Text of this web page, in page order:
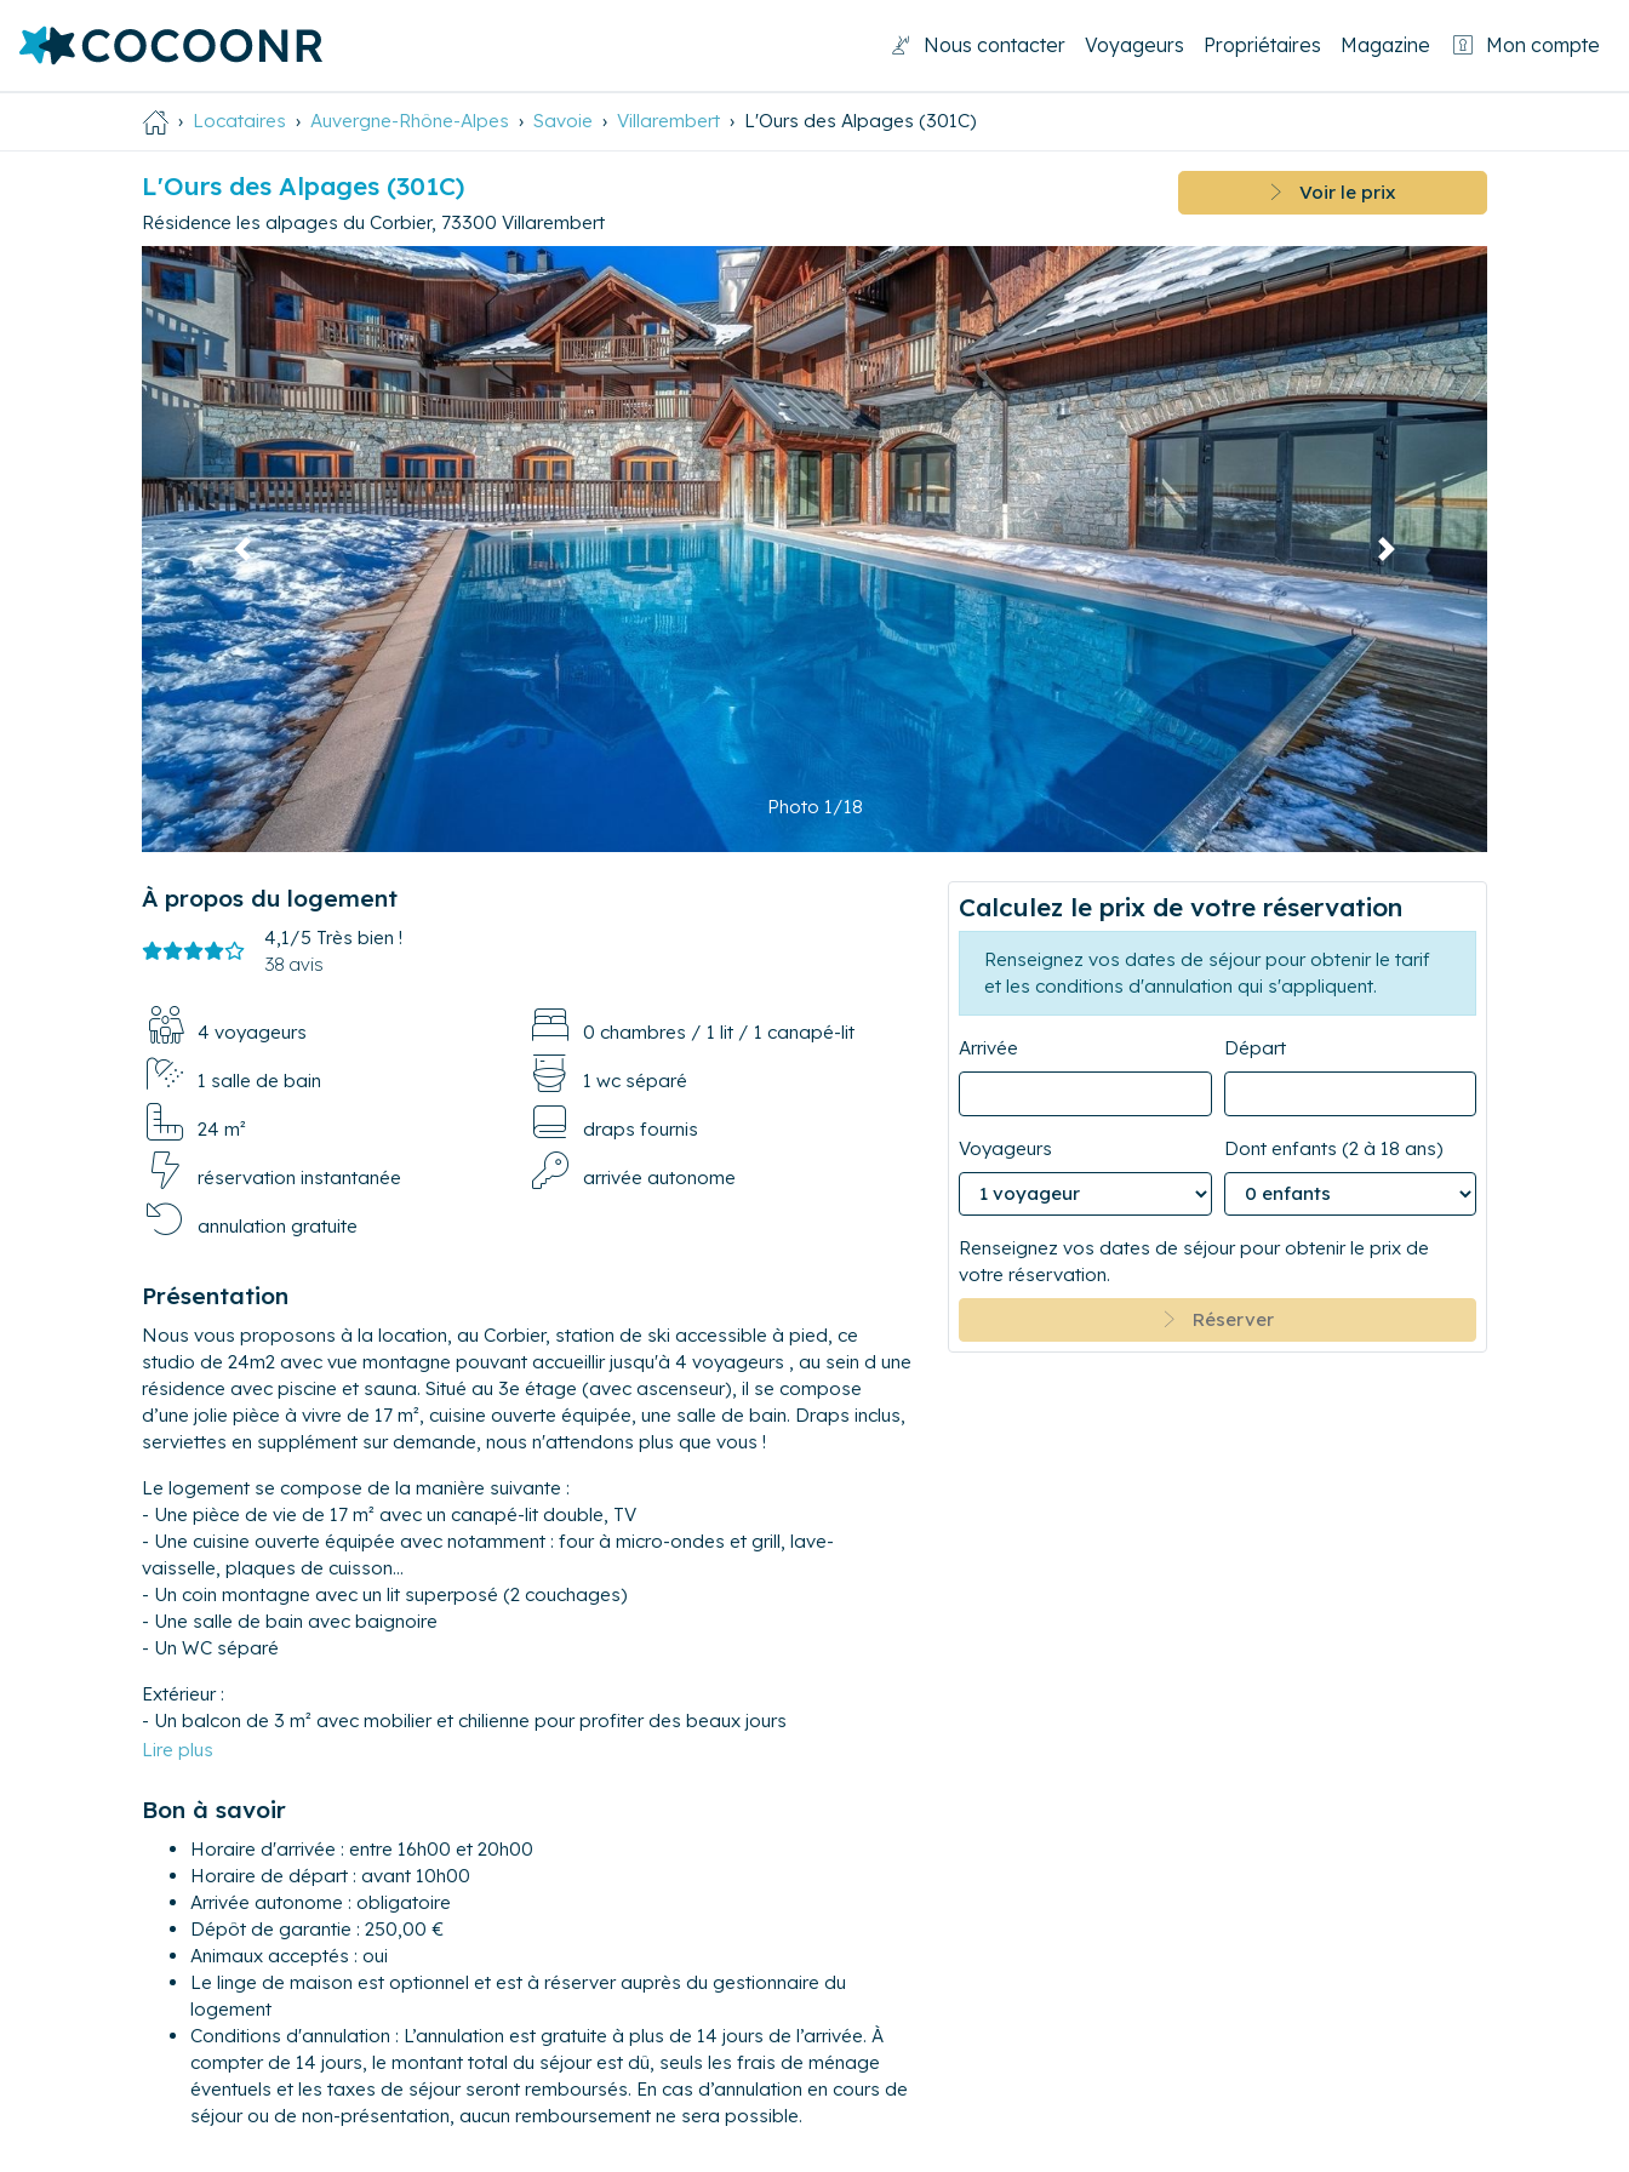
Nous contacter Voyageurs Propriétaires Magazine Mon compte
Locataires Auvergne-Rhône-Alpes Savoie Villarembert L'Ours des Alpages (301C)
L'Ours des Alpages (301C)
Résidence les alpages du Corbier, 73300 Villarembert
Voir le prix
Photo 1/18
Précédent Suivant
À propos du logement
4,1/5 Très bien !
38 avis
4 voyageurs 0 chambres / 1 lit/ 1 canapé-lit
1 salle de bain 1 wc séparé
24 m² draps fournis
réservation instantanée arrivée autonome
annulation gratuite
Présentation
Nous vous proposons à la location, au Corbier, station de ski accessible à pied, ce
studio de 24m2 avec vue montagne pouvant accueillir jusqu'à 4 voyageurs , au sein d une
résidence avec piscine et sauna. Situé au 3e étage (avec ascenseur), il se compose
d’une jolie pièce à vivre de 17 m², cuisine ouverte équipée, une salle de bain. Draps inclus,
serviettes en supplément sur demande, nous n'attendons plus que vous !
Le logement se compose de la manière suivante :
- Une pièce de vie de 17 m² avec un canapé-lit double, TV
- Une cuisine ouverte équipée avec notamment : four à micro-ondes et grill, lave-
vaisselle, plaques de cuisson...
- Un coin montagne avec un lit superposé (2 couchages)
- Une salle de bain avec baignoire
- Un WC séparé
Extérieur :
- Un balcon de 3 m² avec mobilier et chilienne pour profiter des beaux jours
Espace commun :
août, sauf les samedis. En dehors de ces dates, la piscine est fermée. Dates
d'ouvertures non-contractuelles, sujettes à modification par la résidence.
- Sauna (protocole de réservation à voir sur place).
- Espace fitness.
Vous profiterez de la localisation idéale de la résidence à 50 m de la remontée
mécanique, 300 m des premiers commerces, et à 350 m du jardin d'enfants ESF. À 1500
m d'altitude, la station du Corbier vous offrira panorama exceptionnel sur les plus beaux
sommets avoisinants, tout sera réuni pour vous assurer un séjour des plus agréables !
Un restaurant bar "L'épicurien" est ouvert dans la résidence en période hivernale et
estivale. On peut y manger de la tartiflette, fondue, raclette mais aussi des pizzas. Sur
commande, viennoiserie et pain le matin.
Bon à savoir
Horaire d'arrivée : entre 16h00 et 20h00
Horaire de départ : avant 10h00
Arrivée autonome : obligatoire
Dépôt de garantie : 250,00 €
Animaux acceptés : oui
Le linge de maison est optionnel et est à réserver auprès du gestionnaire du
logement
Conditions d'annulation : L’annulation est gratuite à plus de 14 jours de l’arrivée. À
compter de 14 jours, le montant total du séjour est dû, seuls les frais de ménage
éventuels et les taxes de séjour seront remboursés. En cas d’annulation en cours de
séjour ou de non-présentation, aucun remboursement ne sera possible.
Calculez le prix de votre réservation
Renseignez vos dates de séjour pour obtenir le tarif
et les conditions d'annulation qui s'appliquent.
Arrivée Départ
Voyageurs Dont enfants (2 à 18 ans)
Renseignez vos dates de séjour pour obtenir le prix de
votre réservation.
Réserver